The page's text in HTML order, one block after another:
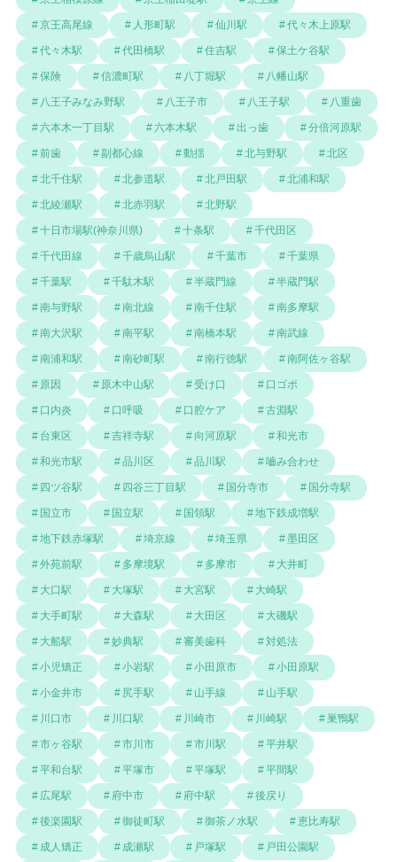
京王高尾線 人形町駅 仙川駅 代々木上原駅
代々木駅 代田橋駅 住吉駅 保土ケ谷駅
保険 信濃町駅 八丁堀駅 八幡山駅
八王子みなみ野駅 八王子市 八王子駅 八重歯
六本木一丁目駅 六本木駅 出っ歯 分倍河原駅
前歯 副都心線 動揺 北与野駅 北区
北千住駅 北参道駅 北戸田駅 北浦和駅
北綾瀬駅 北赤羽駅 北野駅
十日市場駅(神奈川県) 十条駅 千代田区
千代田線 千歳烏山駅 千葉市 千葉県
千葉駅 千駄木駅 半蔵門線 半蔵門駅
南与野駅 南北線 南千住駅 南多摩駅
南大沢駅 南平駅 南橋本駅 南武線
南浦和駅 南砂町駅 南行徳駅 南阿佐ヶ谷駅
原因 原木中山駅 受け口 口ゴボ
口内炎 口呼吸 口腔ケア 古淵駅
台東区 吉祥寺駅 向河原駅 和光市
和光市駅 品川区 品川駅 嚙み合わせ
四ツ谷駅 四谷三丁目駅 国分寺市 国分寺駅
国立市 国立駅 国領駅 地下鉄成増駅
地下鉄赤塚駅 埼京線 埼玉県 墨田区
外苑前駅 多摩境駅 多摩市 大井町
大口駅 大塚駅 大宮駅 大崎駅
大手町駅 大森駅 大田区 大磯駅
大船駅 妙典駅 審美歯科 対処法
小児矯正 小岩駅 小田原市 小田原駅
小金井市 尻手駅 山手線 山手駅
川口市 川口駅 川崎市 川崎駅 巣鴨駅
市ヶ谷駅 市川市 市川駅 平井駅
平和台駅 平塚市 平塚駅 平間駅
広尾駅 府中市 府中駅 後戻り
後楽園駅 御徒町駅 御茶ノ水駅 恵比寿駅
成人矯正 成瀬駅 戸塚駅 戸田公園駅